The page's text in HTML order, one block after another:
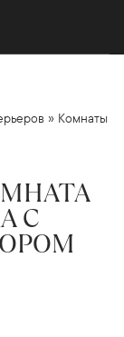
» Комнаты
С